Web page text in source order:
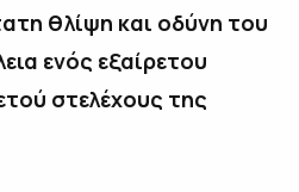
θλίψη και οδύνη του
ενός εξαίρετου
στελέχους της